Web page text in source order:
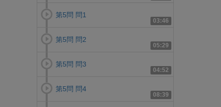
03:46
第5問 問1
05:29
第5問 問2
04:52
第5問 問3
08:39
第5問 問4